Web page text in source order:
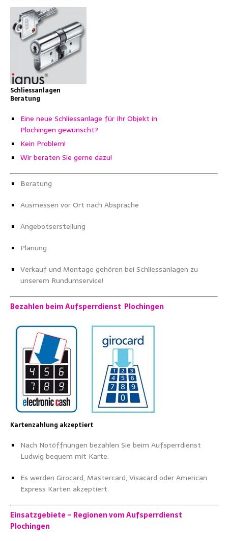
Schliessanlagen
Beratung
Eine neue Schliessanlage für Ihr Objekt in
Plochingen gewünscht?
Kein Problem!
Wir beraten Sie gerne dazu!
Beratung
Ausmessen vor Ort nach Absprache
Angebotserstellung
Planung
Verkauf und Montage gehören bei Schliessanlagen zu
unserem Rundumservice!
Bezahlen beim Aufsperrdienst Plochingen
Kartenzahlung akzeptiert
Nach Notöffnungen bezahlen Sie beim Aufsperrdienst
Ludwig bequem mit Karte.
Es werden Girocard, Mastercard, Visacard oder American
Express Karten akzeptiert.
Einsatzgebiete – Regionen vom Aufsperrdienst
Plochingen